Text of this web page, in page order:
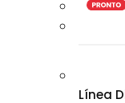
Línea